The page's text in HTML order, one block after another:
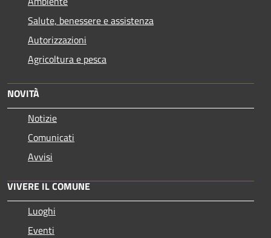
Salute, benessere e assistenza
Autorizzazioni
Agricoltura e pesca
NOVITÀ
Notizie
Comunicati
Avvisi
VIVERE IL COMUNE
Luoghi
Eventi